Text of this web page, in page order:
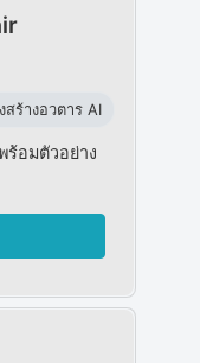
สร้างอวตาร AI
ร้อมตัวอย่าง